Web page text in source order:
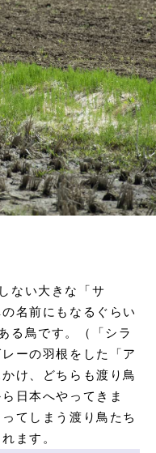
アクセス
イベント・展示情報
遺跡を巡る
予約・各種申込
お知らせ
一乗谷百景
ない大きな「サ
名前にもなるぐらい
る鳥です。（「シラ
ーの羽根をした「ア
け、どちらも渡り鳥
日本へやってきま
てしまう渡り鳥たち
ます。